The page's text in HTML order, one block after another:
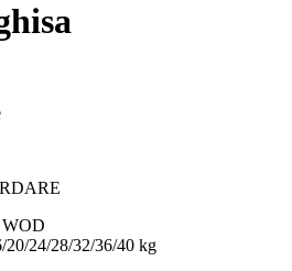
WOD
24/28/32/36/40 kg